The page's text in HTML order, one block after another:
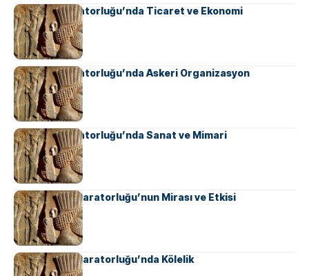
Sasani İmparatorluğu’nda Ticaret ve Ekonomi
Sasani İmparatorluğu’nda Askeri Organizasyon
Sasani İmparatorluğu’nda Sanat ve Mimari
Ahameniş İmparatorluğu’nun Mirası ve Etkisi
Ahameniş İmparatorluğu’nda Kölelik